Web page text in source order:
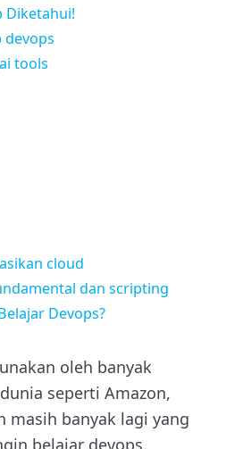
Diketahui!
devops
tools
cloud
dan scripting
Devops?
oleh banyak
seperti Amazon,
masih banyak lagi yang
belajar devops,